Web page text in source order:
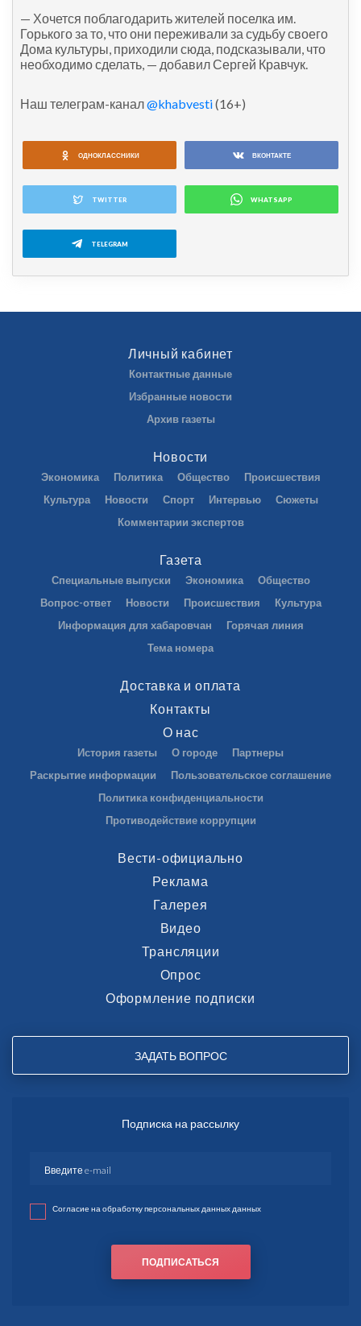
— Хочется поблагодарить жителей поселка им.
Горького за то, что они переживали за судьбу своего
Дома культуры, приходили сюда, подсказывали, что
необходимо сделать, — добавил Сергей Кравчук.
Наш телеграм-канал@khabvesti(16+)
ОДНОКЛАССНИКИ ВКОНТАКТЕ
TWITTER WHATSAPP
TELEGRAM
Личный кабинет
Контактные данные
Избранные новости
Архив газеты
Новости
Экономика Политика Общество
Происшествия
Культура
Новости Спорт Интервью
Сюжеты
Комментарии экспертов
Газета
Специальные выпуски Экономика
Общество
Вопрос-ответ
Новости Происшествия
Культура
Информация для хабаровчан
Горячая линия
Тема номера
Доставка и оплата
Контакты
О нас
История газеты О городе
Партнеры
Раскрытие информации
Пользовательское соглашение
Политика конфиденциальности
Противодействие коррупции
Вести-официально
Реклама
Галерея
Видео
Трансляции
Опрос
Оформление подписки
ЗАДАТЬ ВОПРОС
Подписка на рассылку
Согласие на обработку персональных данных данных
ПОДПИСАТЬСЯ